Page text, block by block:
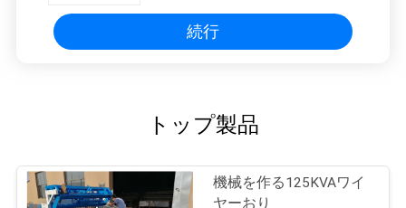
続行
トップ製品
機械を作る125KVAワイ
ヤーおり